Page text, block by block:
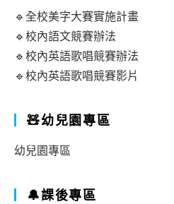
🔹全校美字大賽實施計畫
🔹校內語文競賽辦法
🔹校內英語歌唱競賽辦法
🔹校內英語歌唱競賽影片
🧸幼兒園專區
幼兒園專區
🔔課後專區